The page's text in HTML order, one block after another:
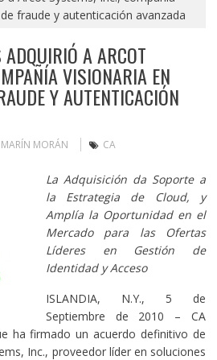
fraude y autenticación avanzada
ADQUIRIÓ A ARCOT
VISIONARIA EN
Y AUTENTICACIÓN
MORÁN CA
La Adquisiciónda Soporte a
la Estrategia de Cloud, y
Amplía la Oportunidad en el
Mercado para las Ofertas
Líderes en Gestión de
Identidad y Acceso
ISLANDIA, N.Y., 5 de
Septiembre de 2010 – CA
ha firmado un acuerdo definitivo de
Inc., proveedor líder en soluciones